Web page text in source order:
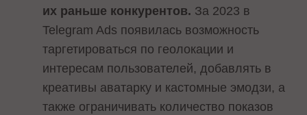
их раньше конкурентов. За 2023 в
Telegram Ads появилась возможность
таргетироваться по геолокации и
интересам пользователей, добавлять в
креативы аватарку и кастомные эмодзи, а
также ограничивать количество показов